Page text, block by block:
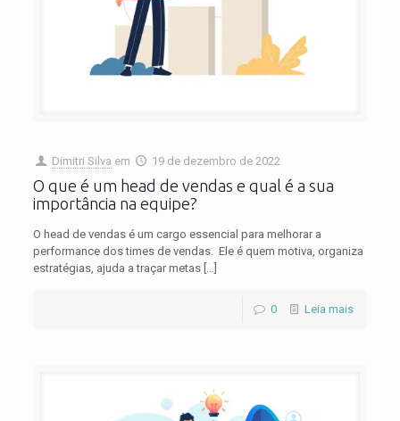
Dimitri Silva em 19 de dezembro de 2022
O que é um head de vendas e qual é a sua
importância na equipe?
O head de vendas é um cargo essencial para melhorar a
performance dos times de vendas. Ele é quem motiva, organiza
estratégias, ajuda a traçar metas[…]
0 Leia mais